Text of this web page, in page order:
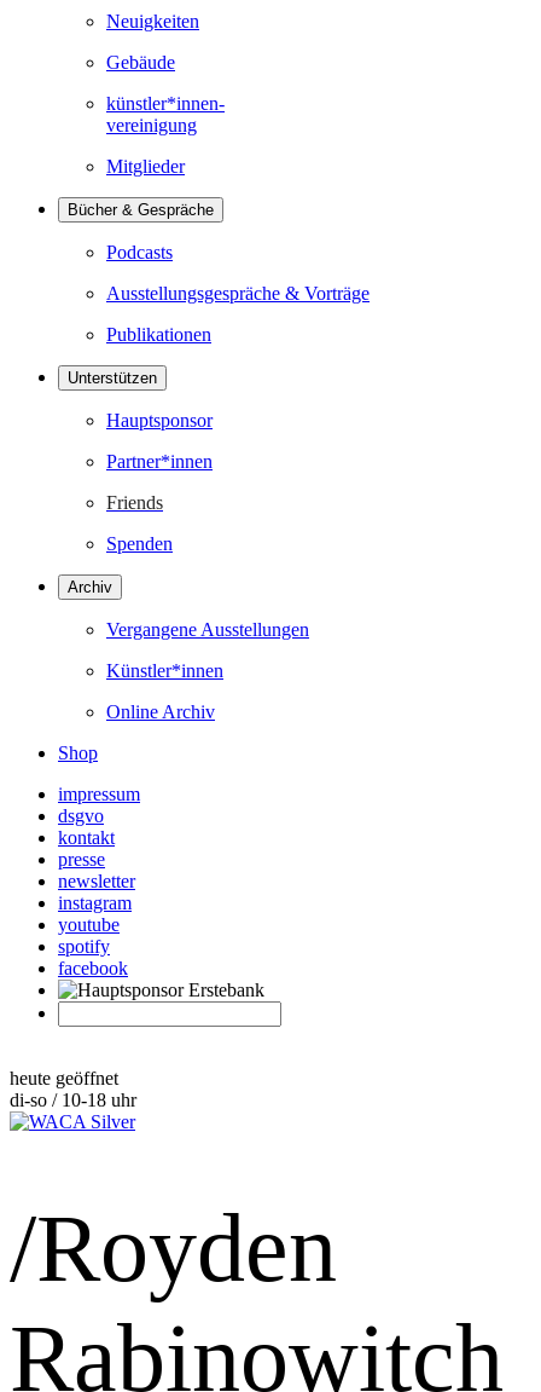
Neuigkeiten
Gebäude
künstler*innen-
vereinigung
Mitglieder
Bücher & Gespräche
Podcasts
Ausstellungsgespräche & Vorträge
Publikationen
Unterstützen
Hauptsponsor
Partner*innen
Friends
Spenden
Archiv
Vergangene Ausstellungen
Künstler*innen
Online Archiv
Shop
impressum
dsgvo
kontakt
presse
newsletter
instagram
youtube
spotify
facebook
heute geöffnet
di-so / 10-18 uhr
/Royden
Rabinowitch